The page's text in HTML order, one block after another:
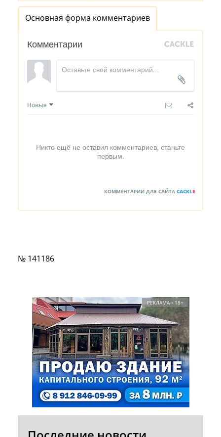
Основная форма комментариев
Комментарии
Новые
Никто ещё не оставил комментариев, станьте
первым.
КОММЕНТАРИИ ДЛЯ САЙТА CACKLE
№ 141186
РЕКЛАМА • 18+